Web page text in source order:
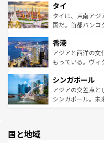
リティに包まれな
覧を参照してほし
急速な発展と共に
ーチミン市のフラ
醸し出している。
とつ。フォーやバ
ひ現地で味わいた
が旅行者を迎えて
参照してほしい。
タイ
タイは、東南アジ
国だ。首都バンコ
の活気が交差して
帯で自然と触れ合
いビーチでリゾー
激する。気候は一
が待っている。親
た文化、そして多
香港
アジアと西洋の文
もっている。ヴィ
み、どこを訪れて
ており、効率よく
うな絶景から文化
シンガポール
アジアの交差点と
シンガポール。未
国と地域